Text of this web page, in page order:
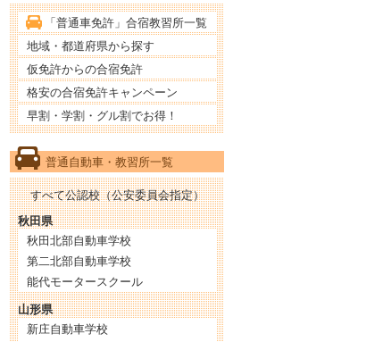
「普通車免許」合宿教習所一覧
地域・都道府県から探す
仮免許からの合宿免許
格安の合宿免許キャンペーン
早割・学割・グル割でお得！
普通自動車・教習所一覧
すべて公認校（公安委員会指定）
秋田県
秋田北部自動車学校
第二北部自動車学校
能代モータースクール
山形県
新庄自動車学校